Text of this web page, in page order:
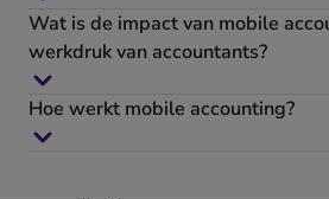
Wat is de impact van mobile
werkdruk van accountants?
Hoe werkt mobile accounting?